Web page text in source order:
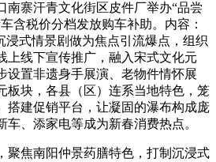
南寨汗青文化街区皮件厂举办“品尝
含税价分档发放购车补助。内容：
浸式情景剧做为焦点引流爆点，组织
上线下宣传推广，融入宋式文化元
设置非遗身手展演、老物件情怀展
板块，各县（区）连系当地特色，笼
搭建促销平台，让凝固的瀑布构成庞
车、添家电等成为新春消费热点。
焦南阳仲景药膳特色，打制沉浸式